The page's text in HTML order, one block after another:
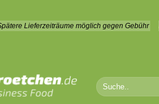
Lieferzeiträume möglich gegen Gebühr
Suchen
nach: